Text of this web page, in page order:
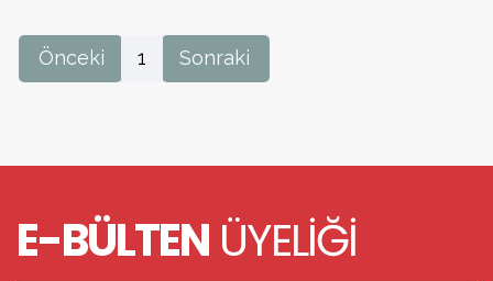
Önceki 1 Sonraki
E-BÜLTENÜYELİĞİ